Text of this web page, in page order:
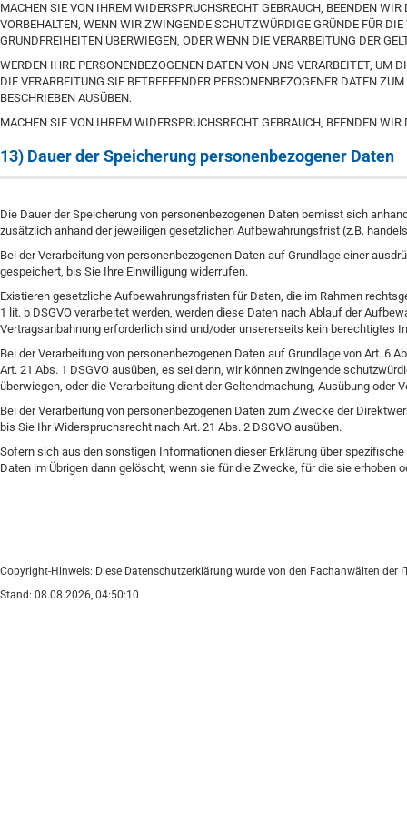
MACHEN SIE VON IHREM WIDERSPRUCHSRECHT GEBRAUCH, BEENDEN
VORBEHALTEN, WENN WIR ZWINGENDE SCHUTZWÜRDIGE GRÜNDE FÜR
GRUNDFREIHEITEN ÜBERWIEGEN, ODER WENN DIE VERARBEITUNG DER
WERDEN IHRE PERSONENBEZOGENEN DATEN VON UNS VERARBEITET, UM
DIE VERARBEITUNG SIE BETREFFENDER PERSONENBEZOGENER DATEN
BESCHRIEBEN AUSÜBEN.
MACHEN SIE VON IHREM WIDERSPRUCHSRECHT GEBRAUCH, BEENDEN
13) Dauer der Speicherung personenbezogener Daten
Die Dauer der Speicherung von personenbezogenen Daten bemisst sich
zusätzlich anhand der jeweiligen gesetzlichen Aufbewahrungsfrist (z.B.
Bei der Verarbeitung von personenbezogenen Daten auf Grundlage einer
gespeichert, bis Sie Ihre Einwilligung widerrufen.
Existieren gesetzliche Aufbewahrungsfristen für Daten, die im Rahmen
1 lit. b DSGVO verarbeitet werden, werden diese Daten nach Ablauf der
Vertragsanbahnung erforderlich sind und/oder unsererseits kein berechtigtes
Bei der Verarbeitung von personenbezogenen Daten auf Grundlage von Art. 6
Art. 21 Abs. 1 DSGVO ausüben, es sei denn, wir können zwingende
überwiegen, oder die Verarbeitung dient der Geltendmachung, Ausübung oder
Bei der Verarbeitung von personenbezogenen Daten zum Zwecke der
bis Sie Ihr Widerspruchsrecht nach Art. 21 Abs. 2 DSGVO ausüben.
Sofern sich aus den sonstigen Informationen dieser Erklärung über
Daten im Übrigen dann gelöscht, wenn sie für die Zwecke, für die sie
Copyright-Hinweis: Diese Datenschutzerklärung wurde von den Fachanwälten der
Stand: 08.08.2026, 04:50:10